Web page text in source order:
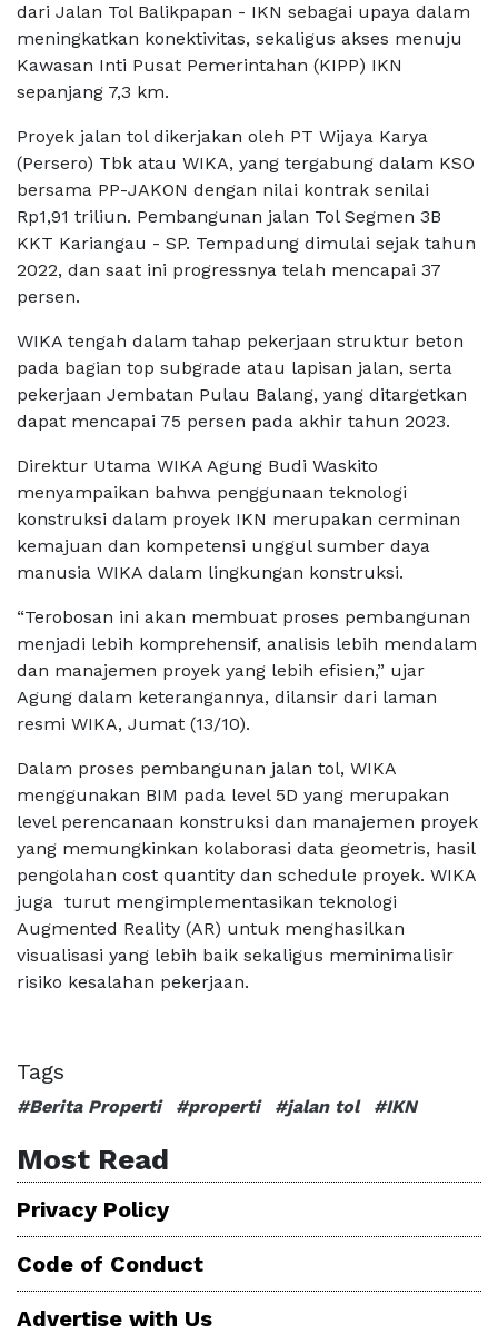
dari Jalan Tol Balikpapan - IKN sebagai upaya dalam
meningkatkan konektivitas, sekaligus akses menuju
Kawasan Inti Pusat Pemerintahan (KIPP) IKN
sepanjang 7,3 km.
Proyek jalan tol dikerjakan oleh PT Wijaya Karya
(Persero) Tbk atau WIKA, yang tergabung dalam KSO
bersama PP-JAKON dengan nilai kontrak senilai
Rp1,91 triliun. Pembangunan jalan Tol Segmen 3B
KKT Kariangau - SP. Tempadung dimulai sejak tahun
2022, dan saat ini progressnya telah mencapai 37
persen.
WIKA tengah dalam tahap pekerjaan struktur beton
pada bagian top subgrade atau lapisan jalan, serta
pekerjaan Jembatan Pulau Balang, yang ditargetkan
dapat mencapai 75 persen pada akhir tahun 2023.
Direktur Utama WIKA Agung Budi Waskito
menyampaikan bahwa penggunaan teknologi
konstruksi dalam proyek IKN merupakan cerminan
kemajuan dan kompetensi unggul sumber daya
manusia WIKA dalam lingkungan konstruksi.
“Terobosan ini akan membuat proses pembangunan
menjadi lebih komprehensif, analisis lebih mendalam
dan manajemen proyek yang lebih efisien,” ujar
Agung dalam keterangannya, dilansir dari laman
resmi WIKA, Jumat (13/10).
Dalam proses pembangunan jalan tol, WIKA
menggunakan BIM pada level 5D yang merupakan
level perencanaan konstruksi dan manajemen proyek
yang memungkinkan kolaborasi data geometris, hasil
pengolahan cost quantity dan schedule proyek. WIKA
juga turut mengimplementasikan teknologi
Augmented Reality (AR) untuk menghasilkan
visualisasi yang lebih baik sekaligus meminimalisir
risiko kesalahan pekerjaan.
Tags
#Berita Properti #properti #jalan tol #IKN
Most Read
Privacy Policy
Code of Conduct
Advertise with Us